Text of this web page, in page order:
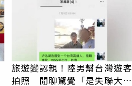
旅遊變認親！陸男幫台灣遊客
拍照 閒聊驚覺「是失聯大